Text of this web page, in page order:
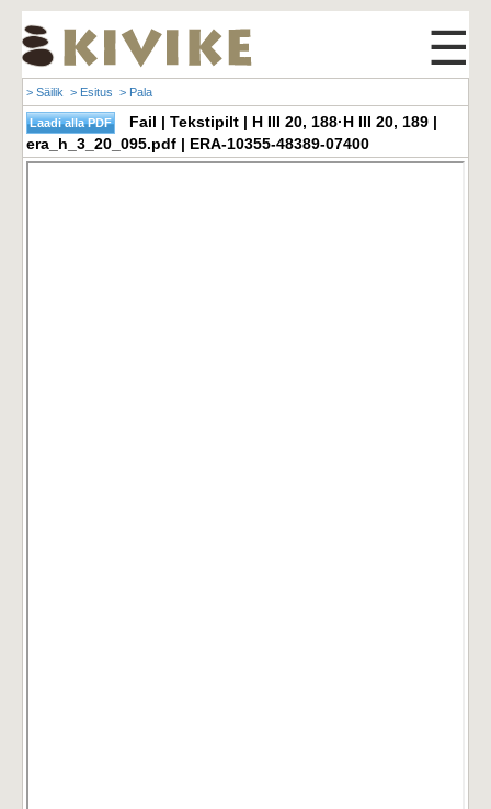
☰
> Säilik > Esitus > Pala
Fail | Tekstipilt | H III 20, 188·H III 20, 189 |
era_h_3_20_095.pdf | ERA-10355-48389-07400